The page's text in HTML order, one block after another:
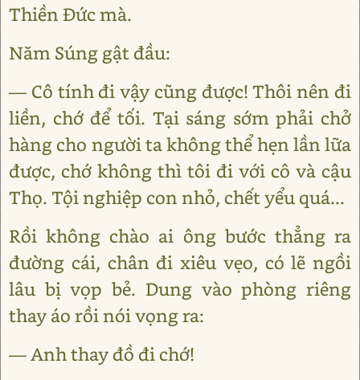
Thiền Đức mà.
Năm Súng gật đầu:
— Cô tính đi vậy cũng được! Thôi nên đi
liền, chớ để tối. Tại sáng sớm phải chở
hàng cho người ta không thể hẹn lần lữa
được, chớ không thì tôi đi với cô và cậu
Thọ. Tội nghiệp con nhỏ, chết yểu quá...
Rồi không chào ai ông bước thẳng ra
đường cái, chân đi xiêu vẹo, có lẽ ngồi
lâu bị vọp bẻ. Dung vào phòng riêng
thay áo rồi nói vọng ra:
— Anh thay đồ đi chớ!